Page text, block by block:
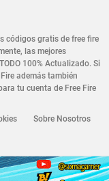
códigos gratis de free fire
las mejores
100% Actualizado. Si
además también
tu cuenta de Free Fire
Sobre Nosotros